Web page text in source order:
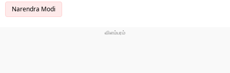
Narendra Modi